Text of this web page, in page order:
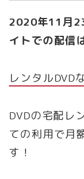
2020年11月
イトでの配信
レンタルDVD
DVDの宅配レ
ての利用で月
す！